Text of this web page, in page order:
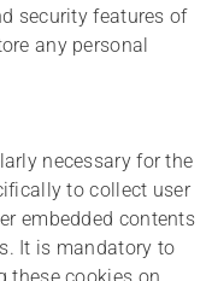
security features of
any personal
necessary for the
to collect user
embedded contents
It is mandatory to